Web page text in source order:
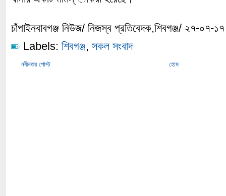
চাঁপাইনবাবগঞ্জ নিউজ/ নিজস্ব প্রতিবেদক,শিবগঞ্জ/ ২৭-০৭-১৭
Labels: শিবগঞ্জ, সকল সংবাদ
নবীনতর পোস্ট হোম